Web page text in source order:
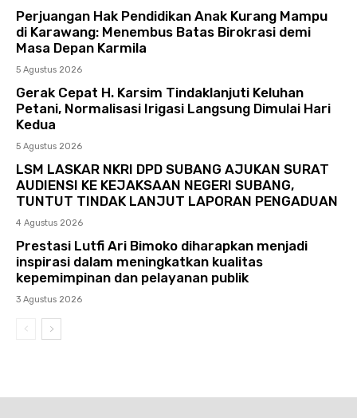
Perjuangan Hak Pendidikan Anak Kurang Mampu
di Karawang: Menembus Batas Birokrasi demi
Masa Depan Karmila
5 Agustus 2026
Gerak Cepat H. Karsim Tindaklanjuti Keluhan
Petani, Normalisasi Irigasi Langsung Dimulai Hari
Kedua
5 Agustus 2026
LSM LASKAR NKRI DPD SUBANG AJUKAN SURAT
AUDIENSI KE KEJAKSAAN NEGERI SUBANG,
TUNTUT TINDAK LANJUT LAPORAN PENGADUAN
4 Agustus 2026
Prestasi Lutfi Ari Bimoko diharapkan menjadi
inspirasi dalam meningkatkan kualitas
kepemimpinan dan pelayanan publik
3 Agustus 2026